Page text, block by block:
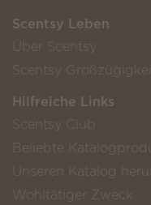
Scentsy Leben
Über Scentsy
Scentsy
Hilfreiche Links
Scentsy Club
Beliebte
Unseren Katalog
Wohltätiger Zweck